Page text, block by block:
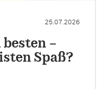
25.07.2026
besten –
Spaß?